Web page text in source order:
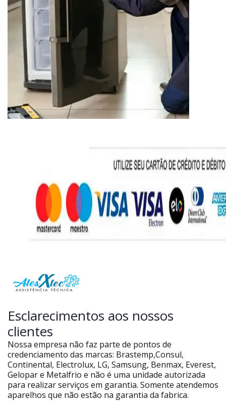
Esclarecimentos aos nossos
clientes
Nossa empresa não faz parte de pontos de
credenciamento das marcas: Brastemp,Consul,
Continental, Electrolux, LG, Samsung, Benmax, Everest,
Gelopar e Metalfrio e não é uma unidade autorizada
para realizar serviços em garantia. Somente atendemos
aparelhos que não estão na garantia da fabrica.